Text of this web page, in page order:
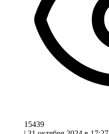
15439